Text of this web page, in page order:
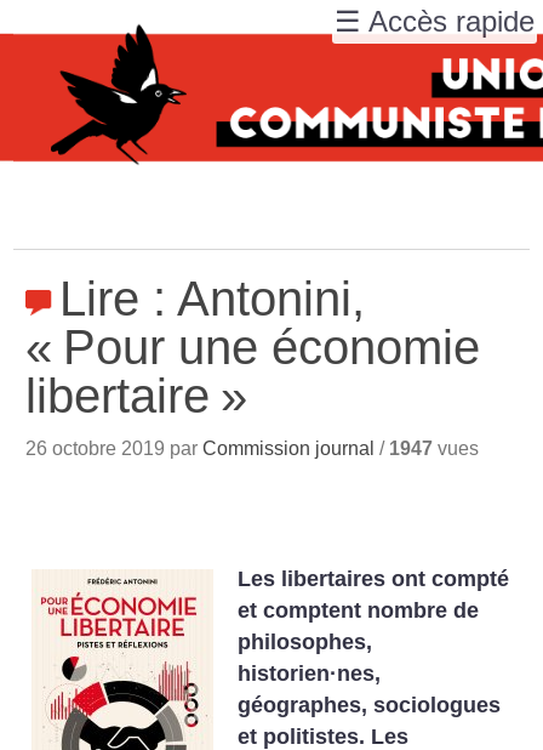
Lire : Antonini,
« Pour une économie
libertaire »
26 octobre 2019 parCommission journal / 1947 vues
Les libertaires ont compté
et comptent nombre de
philosophes,
historien·nes,
géographes, sociologues
et politistes. Les
☰ Accès rapide